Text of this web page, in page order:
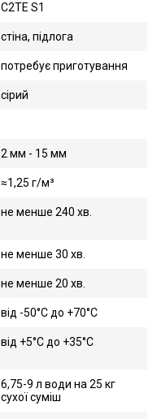
C2TE S1
стіна, підлога
потребує приготування
сірий
2 мм - 15 мм
≈1,25 г/м³
не менше 240 хв.
не менше 30 хв.
не менше 20 хв.
від -50°C до +70°C
від +5°C до +35°C
6,75-9 л води на 25 кг
сухої суміш